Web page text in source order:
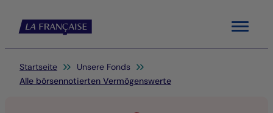
Menu
Sie befinden sich hier:
Startseite
Unsere Fonds
Alle börsennotierten Vermögenswerte